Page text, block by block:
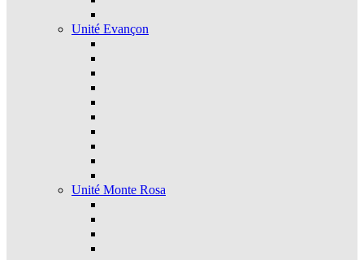
Unité Evançon
Unité Monte Rosa